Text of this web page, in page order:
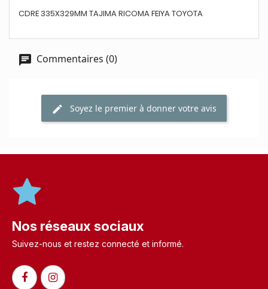
CDRE 335X329MM TAJIMA RICOMA FEIYA TOYOTA
Commentaires (0)
Soyez le premier à donner votre avis
Nos réseaux sociaux
Suivez-nous et restez connecté et informé.​